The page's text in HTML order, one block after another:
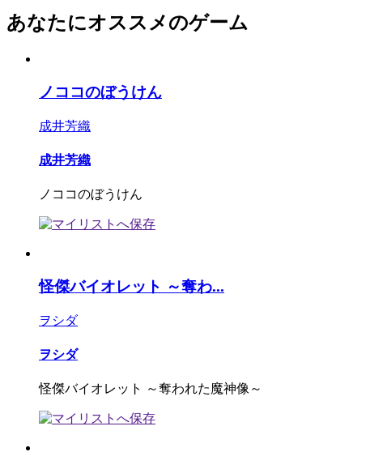
あなたにオススメのゲーム
ノココのぼうけん
成井芳織
成井芳織
ノココのぼうけん
怪傑バイオレット ～奪わ...
ヲシダ
ヲシダ
怪傑バイオレット ～奪われた魔神像～